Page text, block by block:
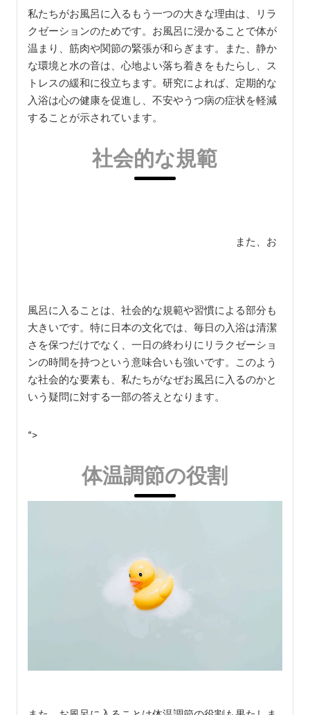
私たちがお風呂に入るもう一つの大きな理由は、リラ
クゼーションのためです。お風呂に浸かることで体が
温まり、筋肉や関節の緊張が和らぎます。また、静か
な環境と水の音は、心地よい落ち着きをもたらし、ス
トレスの緩和に役立ちます。研究によれば、定期的な
入浴は心の健康を促進し、不安やうつ病の症状を軽減
することが示されています。
社会的な規範
また、お
風呂に入ることは、社会的な規範や習慣による部分も
大きいです。特に日本の文化では、毎日の入浴は清潔
さを保つだけでなく、一日の終わりにリラクゼーショ
ンの時間を持つという意味合いも強いです。このよう
な社会的な要素も、私たちがなぜお風呂に入るのかと
いう疑問に対する一部の答えとなります。
“>
体温調節の役割